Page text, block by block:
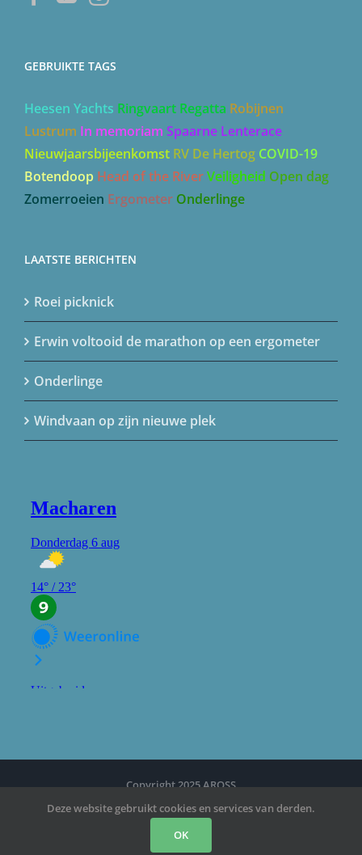
GEBRUIKTE TAGS
Heesen YachtsRingvaart RegattaRobijnen
LustrumIn memoriamSpaarne Lenterace
Nieuwjaarsbijeenkomst RV De Hertog COVID-19
BotendoopHead of the River Veiligheid
LAATSTE BERICHTEN
Roei picknick
Erwin voltooid de marathon op een ergometer
Onderlinge
Copyright 2025 AROSS
Deze website gebruikt cookies en services van derden.
OK